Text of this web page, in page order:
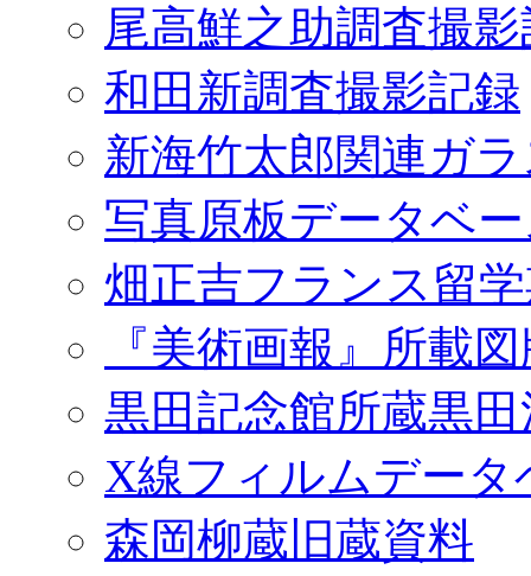
尾高鮮之助調査撮
和田新調査撮影記録
新海竹太郎関連ガ
写真原板データベ
畑正吉フランス留
『美術画報』所載
黒田記念館所蔵黒
X線フィルムデータ
森岡柳蔵旧蔵資料